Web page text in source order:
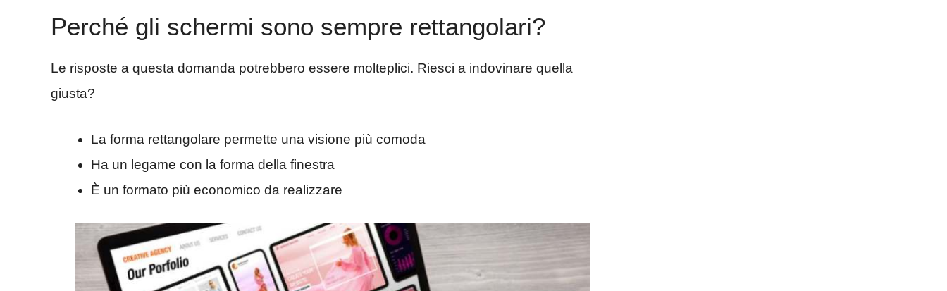
Perché gli schermi sono sempre rettangolari?
Le risposte a questa domanda potrebbero essere molteplici. Riesci a indovinare quella
giusta?
La forma rettangolare permette una visione più comoda
Ha un legame con la forma della finestra
È un formato più economico da realizzare